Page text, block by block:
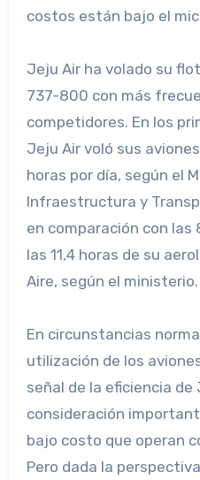
costos están bajo el
Jeju Air ha volado su
737-800 con más
competidores. En los
Jeju Air voló sus
horas por día, según el
Infraestructura y
en comparación con las
las 11,4 horas de su
Aire, según el ministerio.
En circunstancias
utilización de los
señal de la eficiencia de
consideración
bajo costo que operan
Pero dada la